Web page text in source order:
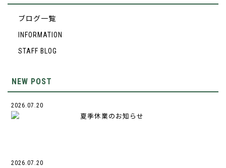
ブログ一覧
INFORMATION
STAFF BLOG
NEW POST
2026.07.20
夏季休業のお知らせ
2026.07.20